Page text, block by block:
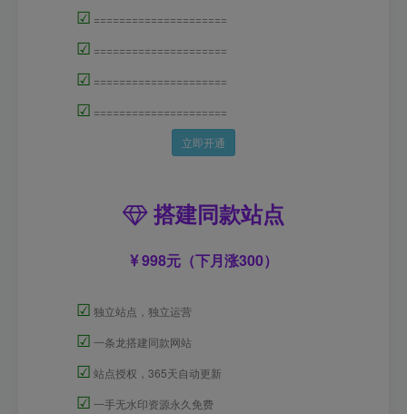
☑ =====================
☑ =====================
☑ =====================
☑ =====================
立即开通
搭建同款站点
998元（下月涨300）
☑ 独立站点，独立运营
☑ 一条龙搭建同款网站
☑ 站点授权，365天自动更新
☑ 一手无水印资源永久免费